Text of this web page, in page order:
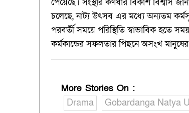
চলেছে, নাট্য উৎসব এর মধ্যে অন্যতম
পরবর্তী সময়ে পরিস্থিতি স্বাভাবিক হতে
কর্মকান্ডের সফলতার পিছনে অসংখ
More Stories On :
Drama
Gobardanga Natya